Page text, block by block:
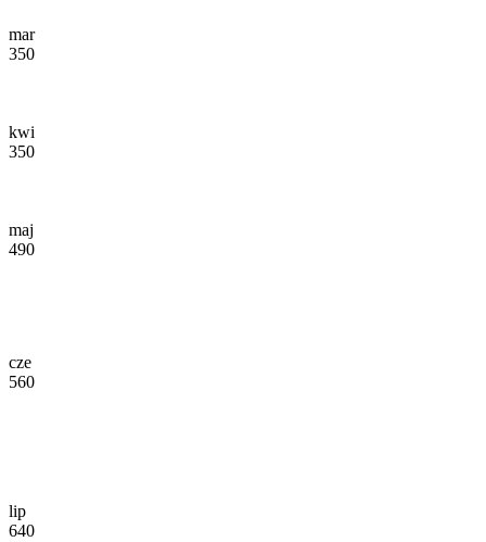
mar
350
kwi
350
maj
490
cze
560
lip
640